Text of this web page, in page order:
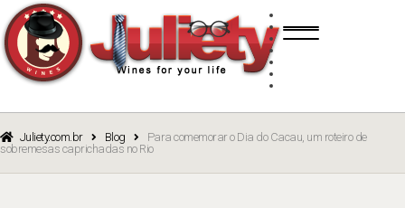
navigation
content
BRANCO
ROSÉ
Juliety.com.br Blog
Para comemorar o Dia do Cacau, um roteiro de
sobremesas caprichadas no Rio